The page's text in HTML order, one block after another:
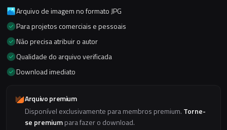
Arquivo de imagem no formato JPG
Para projetos comerciais e pessoais
Não precisa atribuir o autor
Qualidade do arquivo verificada
Download imediato
Arquivo premium
Disponível exclusivamente para membros premium. Torne-
se premiumpara fazer o download.